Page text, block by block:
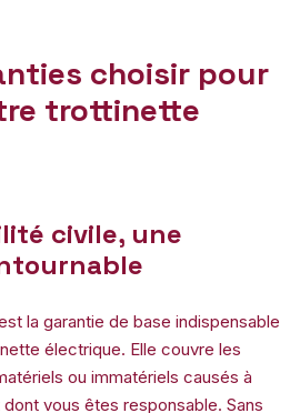
choisir pour
trottinette
civile, une
la garantie de base indispensable
électrique. Elle couvre les
ou immatériels causés à
dont vous êtes responsable. Sans